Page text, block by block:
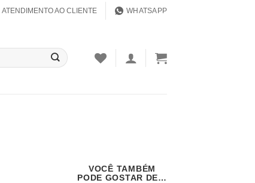
ATENDIMENTO AO CLIENTE WHATSAPP
VOCÊ TAMBÉM
PODE GOSTAR DE…